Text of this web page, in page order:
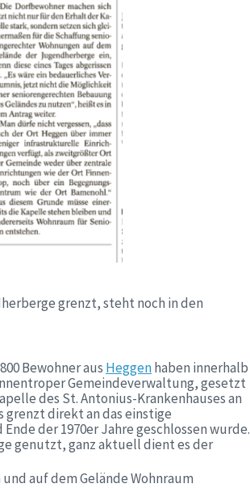
grenzt, steht noch in den
Bewohner aus Heggenhaben innerhalb
Gemeindeverwaltung, gesetzt
des St. Antonius-Krankenhauses an
direkt an das einstige
der 1970er Jahre geschlossen wurde.
genutzt, ganz aktuell dient es der
auf dem Gelände Wohnraum